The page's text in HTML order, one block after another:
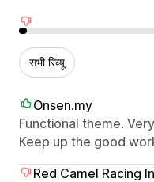
नकारात्मक रिव्यू
सभी रिव्यू
Onsen.my
Functional theme.
Keep up the good
Red Camel Racing